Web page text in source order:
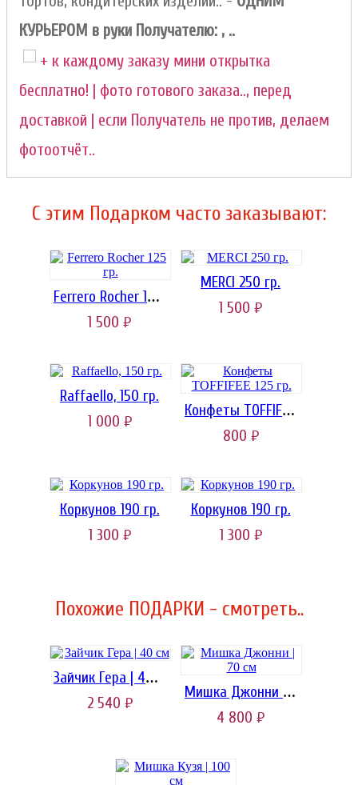
КУРЬЕРОМ в руки Получателю: , ..
+ к каждому заказу мини открытка
бесплатно! | фото готового заказа.., перед
доставкой | если Получатель не против, делаем
фотоотчёт..
C этим Подарком часто заказывают:
Ferrero Rocher 125 гр.
1 500 руб.
MERCI 250 гр.
1 500 руб.
Raffaello, 150 гр.
1 000 руб.
Конфеты TOFFIFEE 125 гр.
800 руб.
Коркунов 190 гр.
1 300 руб.
Коркунов 190 гр.
1 300 руб.
Похожие ПОДАРКИ - смотреть..
Зайчик Гера | 40 см
2 540 руб.
Мишка Джонни | 70 см
4 800 руб.